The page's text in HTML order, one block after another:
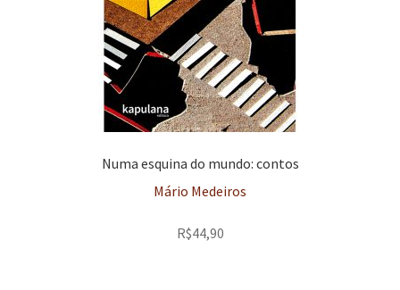
Numa esquina do mundo: contos
Mário Medeiros
R$44,90